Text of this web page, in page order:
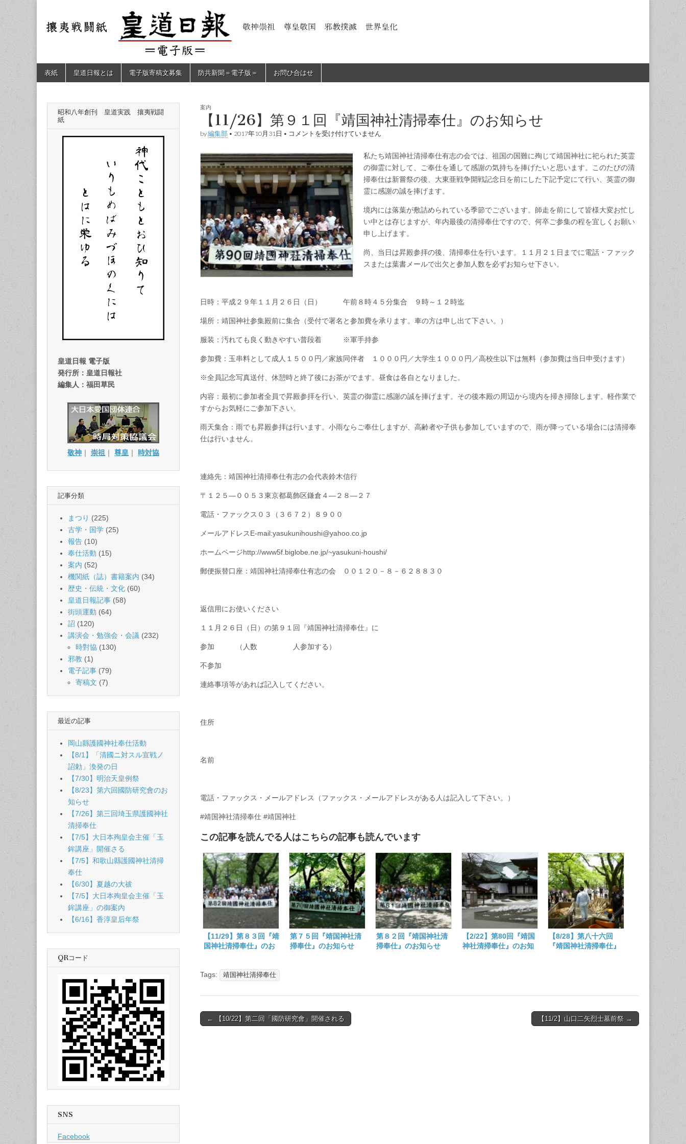
皇道
（防
共新
聞）
敬神
｜崇
祖｜
年創
刊
皇道
践
攘夷
戦闘
Main
menu
Skip
表紙 皇道日報とは 電子版寄稿文募集 防共新聞＝電子版＝ お問ひ合はせ
案内
【11/26】第９１回『靖国神社清掃奉仕』のお知らせ
by編集部 • 2017年10月31日 • 【11/26】
１
回
『靖
国
神
社
清
掃
奉
仕』
の
お
知
ら
せ
コメントを受け付けていません
私たち靖国神社清掃奉仕有志の会では、祖国の国難に殉じて靖国神社に祀られた英霊
の御霊に対して、ご奉仕を通して感謝の気持ちを捧げたいと思います。このたびの清
掃奉仕は新嘗祭の後、大東亜戦争開戦記念日を前にした下記予定にて行い、英霊の御
霊に感謝の誠を捧げます。
境内には落葉が敷詰められている季節でございます。師走を前にして皆様大変お忙し
い中とは存じますが、年内最後の清掃奉仕ですので、何卒ご参集の程を宜しくお願い
申し上げます。
尚、当日は昇殿参拝の後、清掃奉仕を行います。１１月２１日までに電話・ファック
スまたは葉書メールで出欠と参加人数を必ずお知らせ下さい。
日時：平成２９年１１月２６日（日） 午前８時４５分集合 ９時～１２時迄
場所：靖国神社参集殿前に集合（受付で署名と参加費を承ります。車の方は申し出て下さい。）
服装：汚れても良く動きやすい普段着 ※軍手持参
参加費：玉串料として成人１５００円／家族同伴者 １０００円／大学生１０００円／高校生以下は無料（参加費は当日申受けます）
※全員記念写真送付、休憩時と終了後にお茶がでます。昼食は各自となりました。
内容：最初に参加者全員で昇殿参拝を行い、英霊の御霊に感謝の誠を捧げます。その後本殿の周辺から境内を掃き掃除します。軽作業で
すからお気軽にご参加下さい。
雨天集合：雨でも昇殿参拝は行います。小雨ならご奉仕しますが、高齢者や子供も参加していますので、雨が降っている場合には清掃奉
仕は行いません。
連絡先：靖国神社清掃奉仕有志の会代表鈴木信行
〒１２５―００５３東京都葛飾区鎌倉４―２８―２７
電話・ファックス０３（３６７２）８９００
メールアドレスE-mail:yasukunihoushi@yahoo.co.jp
ホームページhttp://www5f.biglobe.ne.jp/~yasukuni-houshi/
郵便振替口座：靖国神社清掃奉仕有志の会 ００１２０－８－６２８８３０
返信用にお使いください
１１月２６日（日）の第９１回『靖国神社清掃奉仕』に
参加 （人数 人参加する）
不参加
連絡事項等があれば記入してください。
住所
名前
電話・ファックス・メールアドレス（ファックス・メールアドレスがある人は記入して下さい。）
#靖国神社清掃奉仕 #靖国神社
この記事を読んでる人はこちらの記事も読んでいます
【11/29】第８３回『靖
国神社清掃奉仕』のお
第７５回『靖国神社清
掃奉仕』のお知らせ
第８２回『靖国神社清
掃奉仕』のお知らせ
【2/22】第80回『靖国
神社清掃奉仕』のお知
【8/28】第八十六回
『靖国神社清掃奉仕』
Tags: 靖国神社清掃奉仕
Post
← 【10/22】第二回「國防研究會」開催される 【11/2】山口二矢烈士墓前祭 →
昭和八年創刊 皇道実践 攘夷戦闘
紙
皇道日報 電子版
発行所：皇道日報社
編集人：福田草民
敬神 ｜ 崇祖 ｜ 尊皇 ｜ 時対協
記事分類
まつり (225)
古学・国学 (25)
報告 (10)
奉仕活動 (15)
案内 (52)
機関紙（誌）書籍案内 (34)
歴史・伝統・文化 (60)
皇道日報記事 (58)
街頭運動 (64)
詔 (120)
講演会・勉強会・会議 (232)
時對協 (130)
邪教 (1)
電子記事 (79)
寄稿文 (7)
最近の記事
岡山縣護國神社奉仕活動
【8/1】「清國ニ対スル宣戦ノ
詔勅」渙発の日
【7/30】明治天皇例祭
【8/23】第六回國防研究會のお
知らせ
【7/26】第三回埼玉県護國神社
清掃奉仕
【7/5】大日本殉皇会主催「玉
鉾講座」開催さる
【7/5】和歌山縣護國神社清掃
奉仕
【6/30】夏越の大祓
【7/5】大日本殉皇会主催「玉
鉾講座」の御案內
【6/16】香淳皇后年祭
QRコード
SNS
Facebook